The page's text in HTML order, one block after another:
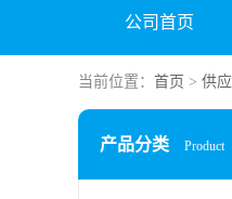
公司首页
当前位置： 首页 > 供
产品分类 Product